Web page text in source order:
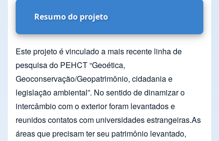
Resumo do projeto
Este projeto é vinculado a mais recente linha de
pesquisa do PEHCT “Geoética,
Geoconservação/Geopatrimônio, cidadania e
legislação ambiental”. No sentido de dinamizar o
intercâmbio com o exterior foram levantados e
reunidos contatos com universidades estrangeiras.As
áreas que precisam ter seu patrimônio levantado,